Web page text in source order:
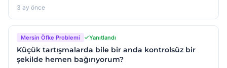
3 ay önce
Mersin Öfke Problemi Yanıtlandı
Küçük tartışmalarda bile bir anda kontrolsüz bir
şekilde hemen bağırıyorum?